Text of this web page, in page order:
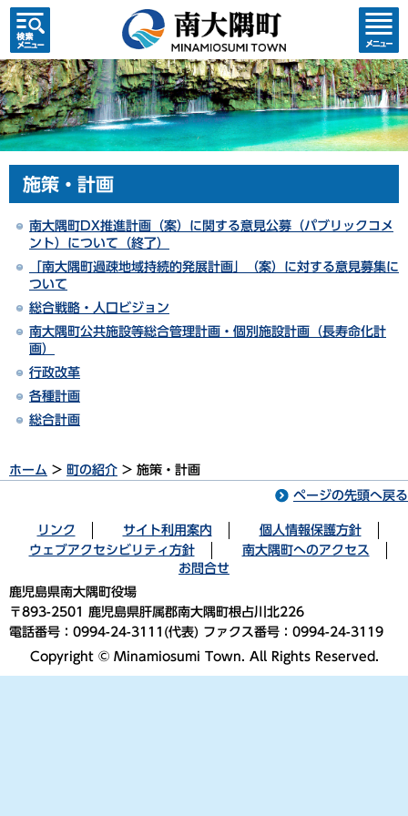
検索・
共通メ
ニュー
コンテ
ンツメ
ニュー
施策・計画
南大隅町DX推進計画（案）に関する意見公募（パブリックコメ
ント）について（終了）
「南大隅町過疎地域持続的発展計画」（案）に対する意見募集に
ついて
総合戦略・人口ビジョン
南大隅町公共施設等総合管理計画・個別施設計画（長寿命化計
画）
行政改革
各種計画
総合計画
ホーム > 町の紹介 > 施策・計画
ページの先頭へ戻る
リンク サイト利用案内
個人情報保護方針
ウェブアクセシビリティ方針
南大隅町へのアクセス
お問合せ
鹿児島県南大隅町役場
〒893-2501 鹿児島県肝属郡南大隅町根占川北226
電話番号：0994-24-3111(代表) ファクス番号：0994-24-3119
Copyright © Minamiosumi Town. All Rights Reserved.